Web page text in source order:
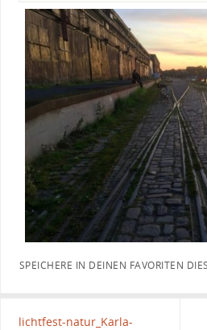
SPEICHERE IN DEINEN FAVORITEN
lichtfest-natur_Karla-